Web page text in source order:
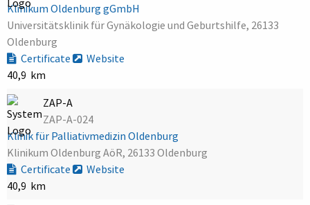
Klinikum Oldenburg gGmbH
Universitätsklinik für Gynäkologie und Geburtshilfe, 26133
Oldenburg
Certificate
Website
40,9 km
ZAP-A
ZAP-A-024
Klinik für Palliativmedizin Oldenburg
Klinikum Oldenburg AöR, 26133 Oldenburg
Certificate
Website
40,9 km